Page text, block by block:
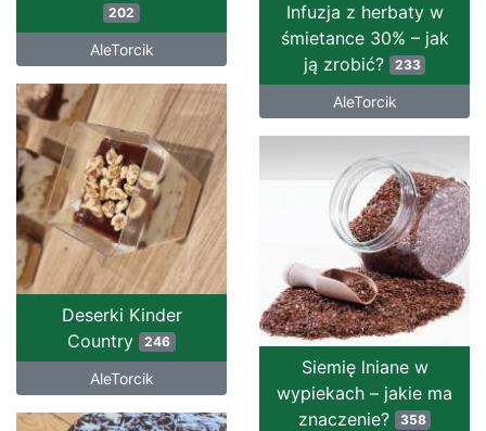
202
AleTorcik
Infuzja z herbaty w
śmietance 30% – jak
ją zrobić?
233
AleTorcik
Deserki Kinder
Country 246
AleTorcik
Siemię lniane w
wypiekach – jakie ma
znaczenie?
358